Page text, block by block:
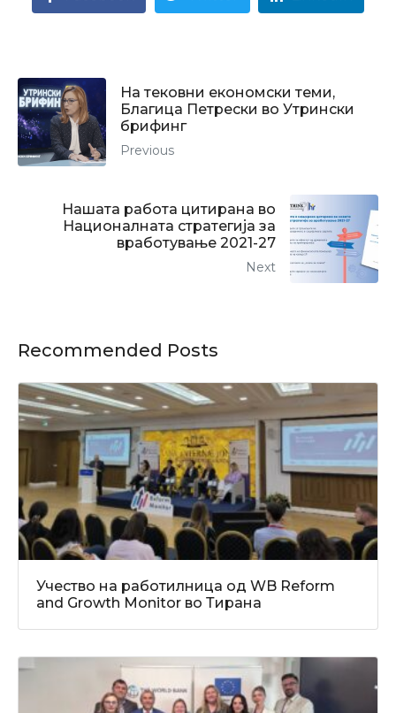
На тековни економски теми,
Благица Петрески во Утрински
брифинг
Previous
Нашата работа цитирана во
Националната стратегија за
вработување 2021-27
Next
Recommended Posts
Учество на работилница од WB Reform
and Growth Monitor во Тирана